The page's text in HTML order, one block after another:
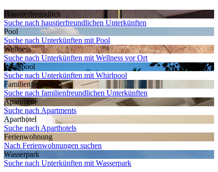
Haustier­freundlich
Suche nach haustierfreundlichen Unterkünften
Pool
Suche nach Unterkünften mit Pool
Wellness
Suche nach Unterkünften mit Wellness vor Ort
Whirlpool
Suche nach Unterkünften mit Whirlpool
Familien­freundlich
Suche nach familienfreundlichen Unterkünften
Apartment
Suche nach Apartments
Aparthotel
Suche nach Aparthotels
Ferien­wohnung
Nach Ferienwohnungen suchen
Wasserpark
Suche nach Unterkünften mit Wasserpark